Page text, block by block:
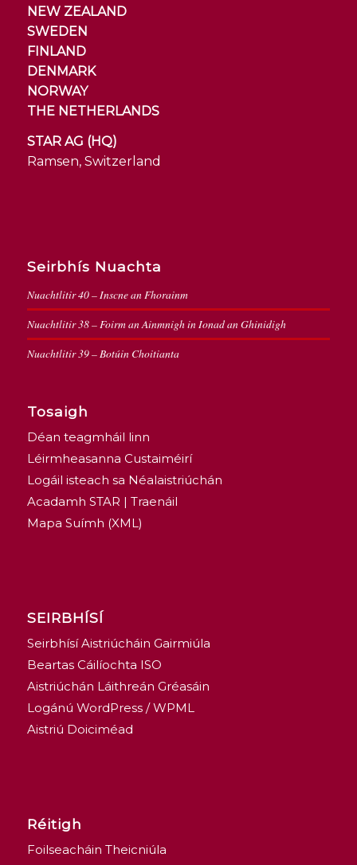
NEW ZEALAND
SWEDEN
FINLAND
DENMARK
NORWAY
THE NETHERLANDS
STAR AG (HQ)
Ramsen, Switzerland
Seirbhís Nuachta
Nuachtlitir 40 – Inscne an Fhorainm
Nuachtlitir 38 – Foirm an Ainmnigh in Ionad an Ghinidigh
Nuachtlitir 39 – Botúin Choitianta
Tosaigh
Déan teagmháil linn
Léirmheasanna Custaiméirí
Logáil isteach sa Néalaistriúchán
Acadamh STAR | Traenáil
Mapa Suímh (XML)
SEIRBHÍSÍ
Seirbhísí Aistriúcháin Gairmiúla
Beartas Cáilíochta ISO
Aistriúchán Láithreán Gréasáin
Logánú WordPress / WPML
Aistriú Doiciméad
Réitigh
Foilseacháin Theicniúla